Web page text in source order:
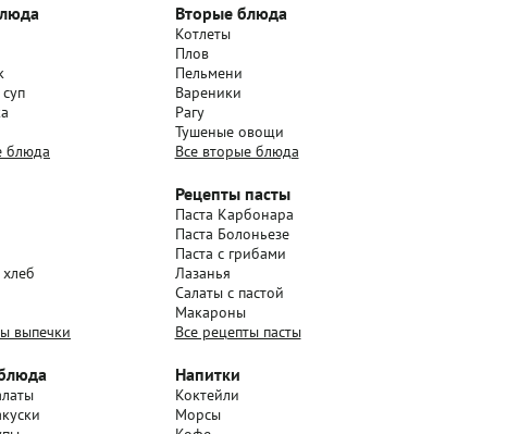
блюда
Вторые блюда
Котлеты
Плов
Пельмени
Вареники
Рагу
Тушеные овощи
Все вторые блюда
выпечки
Рецепты пасты
Паста Карбонара
Паста Болоньезе
Паста с грибами
Лазанья
Салаты с пастой
Макароны
Все рецепты пасты
Напитки
Коктейли
Морсы